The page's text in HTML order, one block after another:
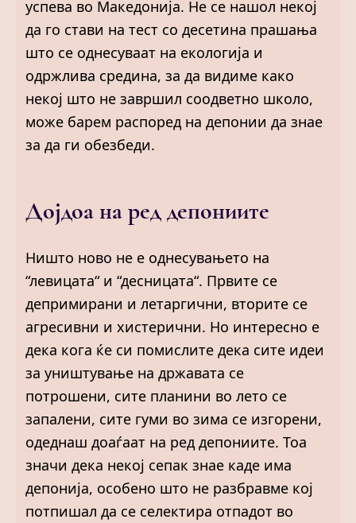
успева во Македонија. Не се нашол некој
да го стави на тест со десетина прашања
што се однесуваат на екологија и
одржлива средина, за да видиме како
некој што не завршил соодветно школо,
може барем распоред на депонии да знае
за да ги обезбеди.
Дојдоа на ред депониите
Ништо ново не е однесувањето на
“левицата“ и “десницата“. Првите се
депримирани и летаргични, вторите се
агресивни и хистерични. Но интересно е
дека кога ќе си помислите дека сите идеи
за уништување на државата се
потрошени, сите планини во лето се
запалени, сите гуми во зима се изгорени,
одеднаш доаѓаат на ред депониите. Тоа
значи дека некој сепак знае каде има
депонија, особено што не разбравме кој
потпишал да се селектира отпадот во